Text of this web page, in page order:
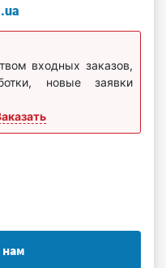
входных заказов,
новые заявки
нам